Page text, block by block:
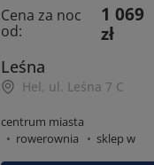
Cena za noc
od:
1 069
zł
Leśna
Hel, ul. Leśna 7 C
centrum miasta
rowerownia
sklep w